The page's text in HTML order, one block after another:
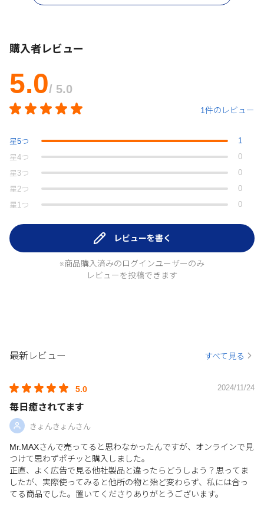
購入者レビュー
5.0/ 5.0
1件のレビュー
星5つ
1
星4つ
0
星 3つ
0
星 2つ
0
星 1つ 0
レビューを書く
※商品購入済みのログインユーザーのみ
レビューを投稿できます
最新レビュー すべて見る
5.0 2024/11/24
毎日癒されてます
きょんきょんさん
Mr.MAXさんで売ってると思わなかったんですが、オンラインで見
つけて思わずポチッと購入しました。
正直、よく広告で見る他社製品と違ったらどうしよう？思ってま
したが、実際使ってみると他所の物と殆ど変わらず、私には合っ
てる商品でした。置いてくださりありがとうございます。